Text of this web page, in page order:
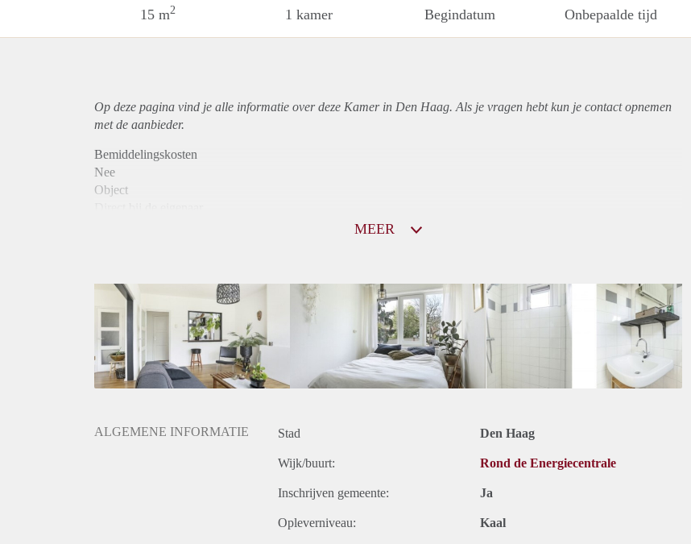
15 m2 1 kamer Begindatum Onbepaalde tijd
Op deze pagina vind je alle informatie over deze Kamer in Den Haag. Als je vragen hebt kun je contact opnemen
met de aanbieder.
Bemiddelingskosten
Nee
Object
Huurtoeslag
Niet mogelijk
Inkomen eis
N.V.T.
Huurtermijn
Onbepaalde termijn
MEER
ALGEMENE INFORMATIE Stad Den Haag
Wijk/buurt: Rond de Energiecentrale
Inschrijven gemeente: Ja
Opleverniveau: Kaal